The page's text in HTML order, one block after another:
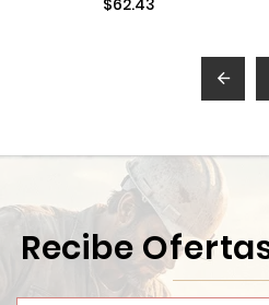
CARBONO TIPO
$62.43

Recibe